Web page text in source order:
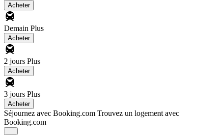
Acheter
Demain Plus
Acheter
2 jours Plus
Acheter
3 jours Plus
Acheter
Séjournez avec Booking.com Trouvez un logement avec
Booking.com